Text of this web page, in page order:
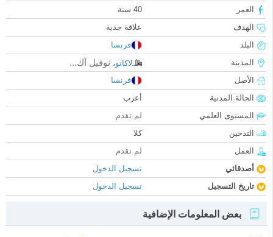
العمر
40 سنة
الهدف
علاقة جدية
البلد
فرنسا
المدينة
لاكانو، نوفيل آك...
الأصل
فرنسا
الحالة المدنية
أعزب
المستوى العلمي
لم تقدم
التدخين
كلا
العمل
لم تقدم
أصدقائي
تسجيل الدخول
تاريخ التسجيل
تسجيل الدخول
بعض المعلومات الإضافية